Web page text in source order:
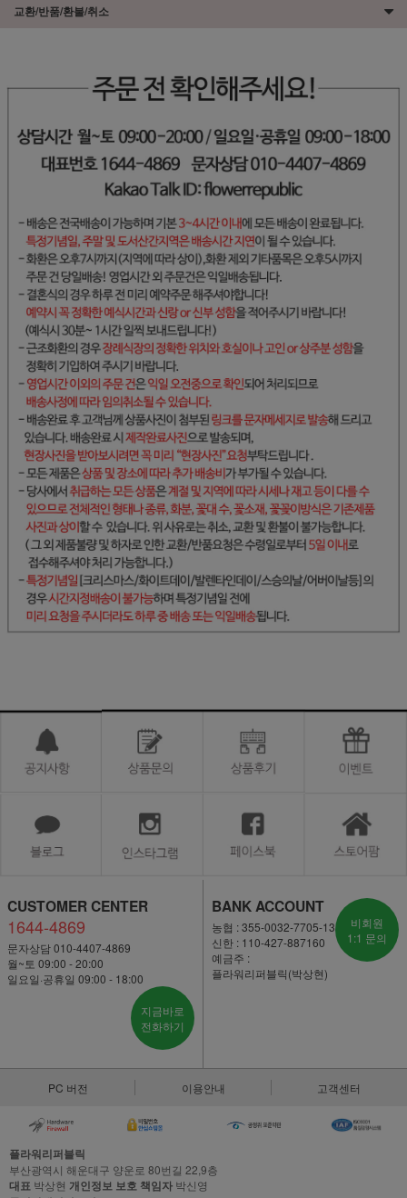
교환/반품/환불/취소
CUSTOMER CENTER
1644-4869
문자상담 010-4407-4869
월~토 09:00 - 20:00
일요일·공휴일 09:00 - 18:00
지금바로
전화하기
BANK ACCOUNT
농협 : 355-0032-7705-13
신한 : 110-427-887160
예금주 :
플라워리퍼블릭(박상현)
비회원
1:1 문의
PC 버전 이용안내 고객센터
플라워리퍼블릭
부산광역시 해운대구 양운로 80번길 22,9층
대표 박상현 개인정보 보호 책임자 박신영